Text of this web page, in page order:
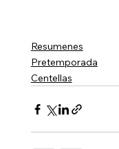
Resumenes
Pretemporada
Centellas